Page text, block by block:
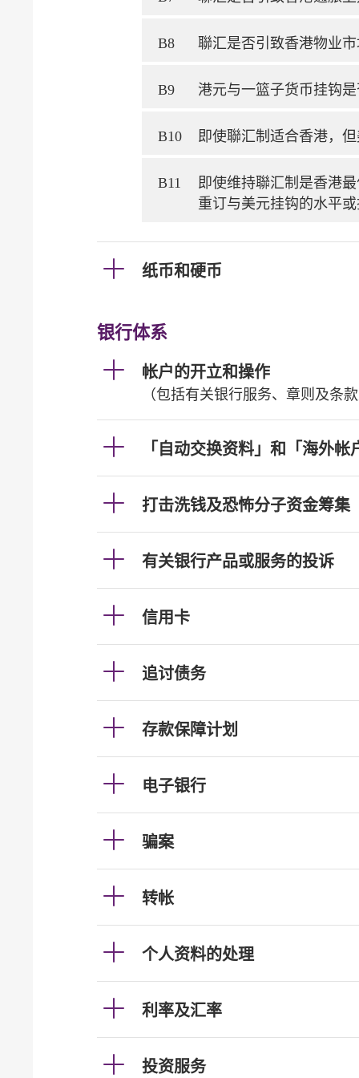
B8 聯汇是否引致香港物业
B9 港元与一篮子货币挂钩
B10 即使聯汇制适合香港，
B11
即使维持聯汇制是香港
重订与美元挂钩的水平
纸币和硬币
银行体系
帐户的开立和操作
（包括有关银行服务、章则及条
「自动交换资料」和「海外
打击洗钱及恐怖分子资金筹集
有关银行产品或服务的投诉
信用卡
追讨债务
存款保障计划
电子银行
骗案
转帐
个人资料的处理
利率及汇率
投资服务